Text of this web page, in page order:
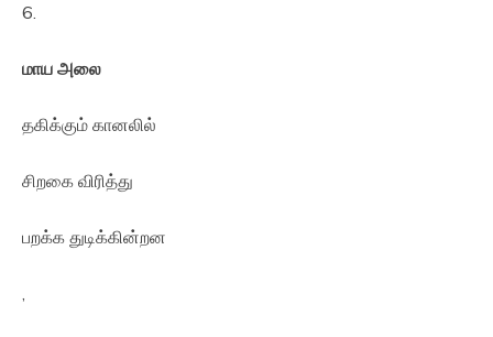
6.
மாய அலை
தகிக்கும் கானலில்
சிறகை விரித்து
பறக்க துடிக்கின்றன
,